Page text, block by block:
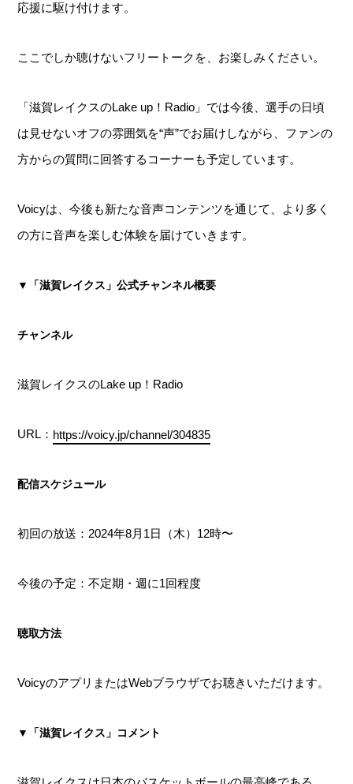
応援に駆け付けます。
ここでしか聴けないフリートークを、お楽しみください。
「滋賀レイクスのLake up！Radio」では今後、選手の日頃
は見せないオフの雰囲気を“声”でお届けしながら、ファンの
方からの質問に回答するコーナーも予定しています。
Voicyは、今後も新たな音声コンテンツを通じて、より多く
の方に音声を楽しむ体験を届けていきます。
▼「滋賀レイクス」公式チャンネル概要
チャンネル
滋賀レイクスのLake up！Radio
URL： https://voicy.jp/channel/304835
配信スケジュール
初回の放送：2024年8月1日（木）12時〜
今後の予定：不定期・週に1回程度
聴取方法
VoicyのアプリまたはWebブラウザでお聴きいただけます。
▼「滋賀レイクス」コメント